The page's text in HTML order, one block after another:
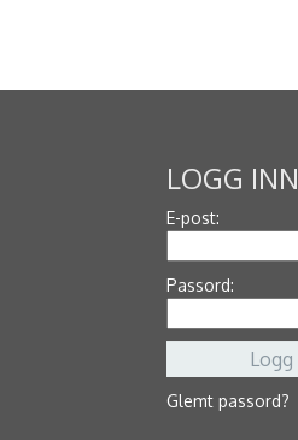
LOGG INN
E-post:
Passord:
Glemt passord?